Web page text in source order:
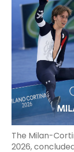
The Milan-
2026,